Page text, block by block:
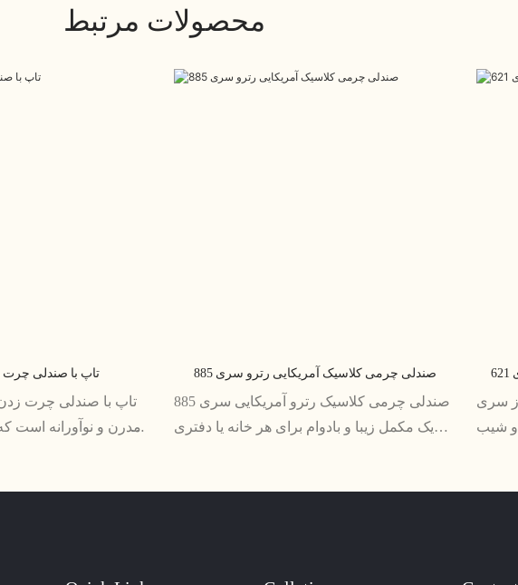
محصولات مرتبط
تاپ با صندلی چرت
مدرن و نوآورانه است
صندلی چرمی کلاسیک آمریکایی رترو سری 885
صندلی چرمی کلاسیک رترو آمریکایی سری 885
یک مکمل زیبا و بادوام برای هر خانه یا دفتری
سری
و شیب